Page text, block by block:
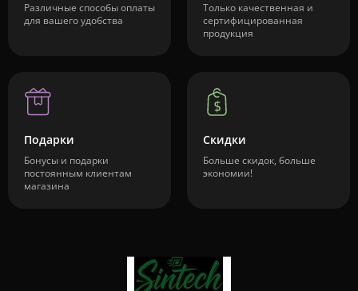
Различные способы оплаты
для вашего удобства
Только качественная и
сертифицированная
продукция
Подарки
Бонусы и подарки
постоянным клиентам
магазина
Скидки
Больше скидок, больше
экономии!